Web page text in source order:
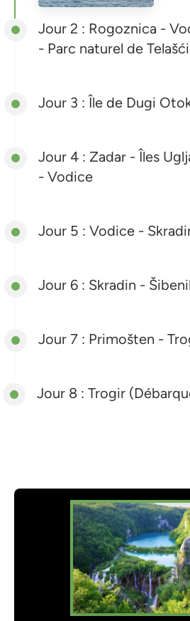
Jour 2 : Rogoznica -
- Parc naturel de
Jour 3 : Île de Dugi
Jour 4 : Zadar - Îles
- Vodice
Jour 5 : Vodice -
Jour 6 : Skradin -
Jour 7 : Primošten -
Jour 8 : Trogir